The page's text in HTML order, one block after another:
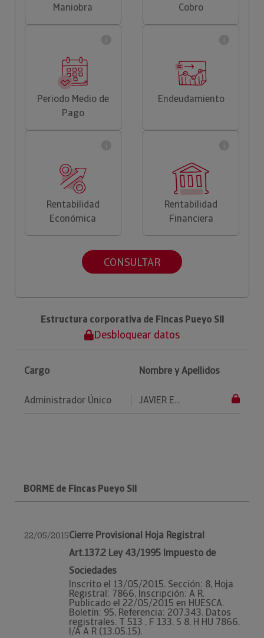
Maniobra
Cobro
Periodo Medio de
Pago
Endeudamiento
Rentabilidad
Económica
Rentabilidad
Financiera
CONSULTAR
Estructura corporativa de Fincas Pueyo Sll
Desbloquear datos
Cargo Nombre y Apellidos
Administrador Único JAVIER E...
BORME de Fincas Pueyo Sll
22/05/2015Cierre Provisional Hoja Registral
Art.137.2 Ley 43/1995 Impuesto de
Sociedades
Inscrito el 13/05/2015. Sección: 8, Hoja
Registral: 7866, Inscripción: A R.
Publicado el 22/05/2015 en HUESCA.
Boletín: 95, Referencia: 207.343. Datos
registrales. T 513 , F 133, S 8, H HU 7866,
I/A A R (13.05.15).